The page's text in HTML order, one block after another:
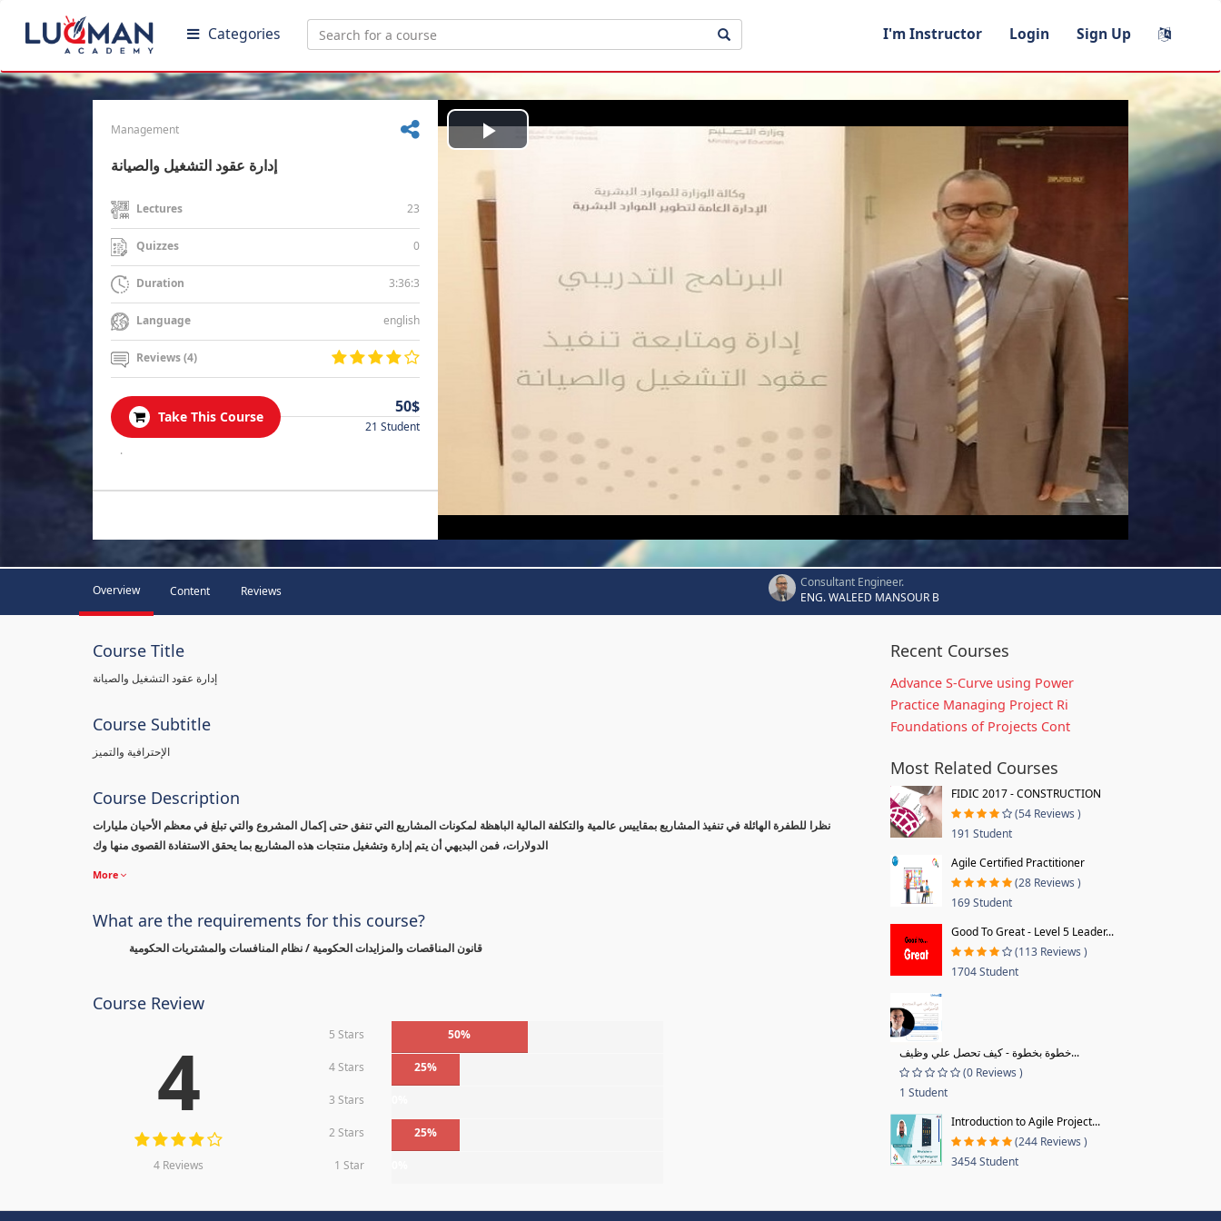
Categories I'm Instructor Login Sign Up
Management
إدارة عقود التشغيل والصيانة
Lectures 23
Quizzes 0
Duration 3:36:3
Language english
Reviews (4)
Take This Course
50$
21 Student
.
Play
Video
Overview Content Reviews
Consultant Engineer.
ENG. WALEED MANSOUR B
Course Title
إدارة عقود التشغيل والصيانة
Course Subtitle
الإحترافية والتميز
Course Description
نظرا للطفرة الهائلة في تنفيذ المشاريع بمقاييس عالمية والتكلفة المالية الباهظة لمكونات المشاريع التي تنفق حتى إكمال المشروع والتي تبلغ في معظم الأحيان مليارات
الدولارات، فمن البديهي أن يتم إدارة وتشغيل منتجات هذه المشاريع بما يحقق الاستفادة القصوى منها وك
More
What are the requirements for this course?
قانون المناقصات والمزايدات الحكومية / نظام المنافسات والمشتريات الحكومية
Course Review
4
4 Reviews
5 Stars 50%
4 Stars 25%
3 Stars
2 Stars 25%
1 Star
Recent Courses
Advance S-Curve using Power
Practice Managing Project Ri
Foundations of Projects Cont
Most Related Courses
FIDIC 2017 - CONSTRUCTION
(54 Reviews )
191 Student
Agile Certified Practitioner
(28 Reviews )
169 Student
Good To Great - Level 5 Leader...
(113 Reviews )
1704 Student
خطوة بخطوة - كيف تحصل علي وظيف...
(0 Reviews )
1 Student
Introduction to Agile Project...
(244 Reviews )
3454 Student